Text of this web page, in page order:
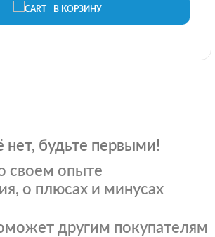
В КОРЗИНУ
будьте первыми!
своем опыте
о плюсах и минусах
другим покупателям